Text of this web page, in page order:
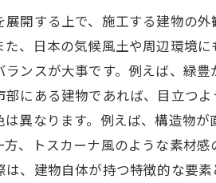
展開する上で、施工する建物の
た、日本の気候風土や周辺環境
ランスが大事です。例えば、緑
部にある建物であれば、目立つ
は異なります。例えば、構造物
方、トスカーナ風のような素材
は、建物自体が持つ特徴的な要